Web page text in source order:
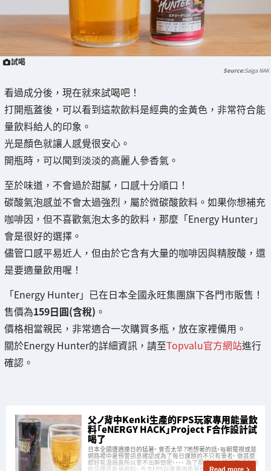
試喝
Saiga NAK
看過成分後，現在就來試喝吧！
打開瓶蓋後，可以看到這款飲料是經典的金黃色，非常符合能
量飲料給人的印象。
光是顏色就讓人感覺很安心。
開瓶時，可以聞到淡淡的高麗人參香氣。
至於味道，不會過於甜膩，口感十分順口！
碳酸氣泡感並不會太過強烈，屬於微碳酸飲料。如果你想補充
咖啡因，但不喜歡氣泡太多的飲料，那麼「Energy Hunter」
會是很好的選擇。
儘管口感平易近人，但由於它含有大量的咖啡因與精胺酸，還
是要適量飲用喔！
「Energy Hunter」已在日本全國永旺集團旗下各門市販售！
售價為159日圓(含稅) 。
價格相當親民，非常適合一次購買多瓶，放在家裡備用。
關於Energy Hunter的詳細資訊，請至Topvalu官方網站進行
確認。
父ノ背中Kenki生產的FPS玩家專用能量飲
料「eNERGY HACK」Project F合作設計試
喝了
日本全國遭遇連日的猛暑。 會否太早？地想著的話，毎朝電視或是
網路裡中暑預警訊息確認成為了每日課題的不只有筆者。 做甚麼
都好氣温過高所以拿不出幹勁呢・・・。 為了那樣的人類說到拯救的
飲品便是能量飲料。 今次FPS玩家專用能量飲料話題的「eNERGY
Read more